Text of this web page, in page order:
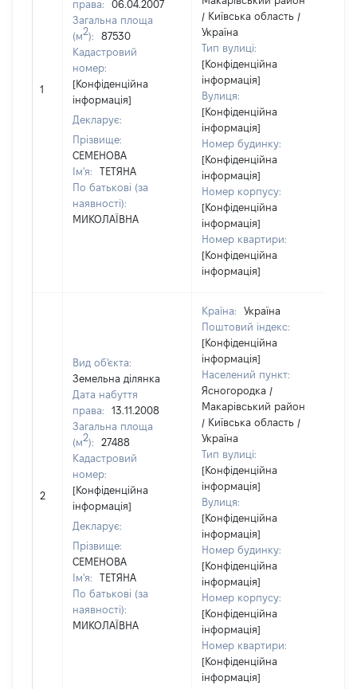
1
права:
06.04.2007
Загальна площа
(м2):
87530
Кадастровий
номер:
[Конфіденційна
інформація]
Декларує:
Прізвище:
СЕМЕНОВА
Ім'я:
ТЕТЯНА
По батькові (за
наявності):
МИКОЛАЇВНА
/ Київська область /
Україна
Тип вулиці:
[Конфіденційна
інформація]
Вулиця:
[Конфіденційна
інформація]
Номер будинку:
[Конфіденційна
інформація]
Номер корпусу:
[Конфіденційна
інформація]
Номер квартири:
[Конфіденційна
інформація]
2
Вид об'єкта:
Земельна ділянка
Дата набуття
права:
13.11.2008
Загальна площа
(м2):
27488
Кадастровий
номер:
[Конфіденційна
інформація]
Декларує:
Прізвище:
СЕМЕНОВА
Ім'я:
ТЕТЯНА
По батькові (за
наявності):
МИКОЛАЇВНА
Країна:
Україна
Поштовий індекс:
[Конфіденційна
інформація]
Населений пункт:
Ясногородка /
Макарівський район
/ Київська область /
Україна
Тип вулиці:
[Конфіденційна
інформація]
Вулиця:
[Конфіденційна
інформація]
Номер будинку:
[Конфіденційна
інформація]
Номер корпусу:
[Конфіденційна
інформація]
Номер квартири:
[Конфіденційна
інформація]